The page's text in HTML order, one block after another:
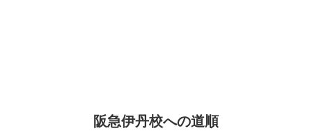
阪急伊丹校への道順